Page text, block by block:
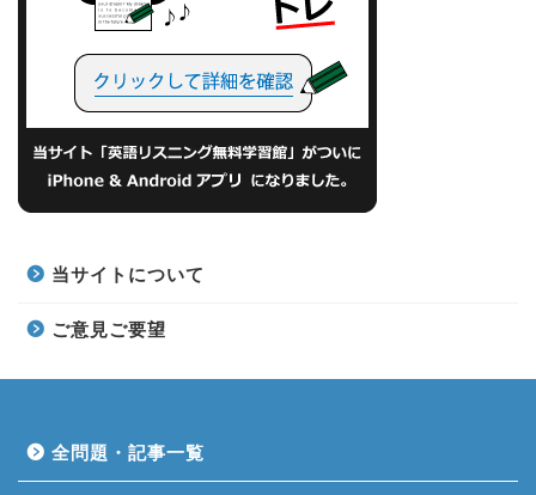
当サイトについて
ご意見ご要望
全問題・記事一覧